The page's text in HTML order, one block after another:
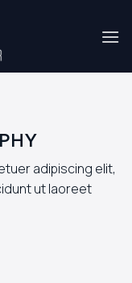
adipiscing elit,
ut laoreet